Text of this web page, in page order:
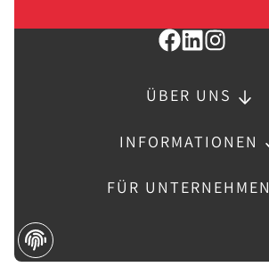
ÜBER UNS
INFORMATIONEN
FÜR UNTERNEHMEN